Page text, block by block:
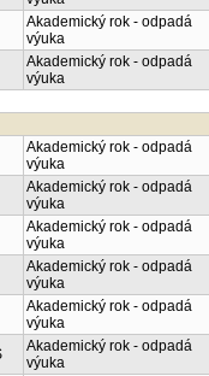
Akademický rok - odpadá
výuka
Akademický rok - odpadá
výuka
Akademický rok - odpadá
výuka
Akademický rok - odpadá
výuka
Akademický rok - odpadá
výuka
Akademický rok - odpadá
výuka
Akademický rok - odpadá
výuka
Akademický rok - odpadá
výuka